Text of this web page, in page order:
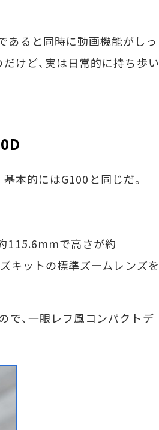
あると同時に動画機能がしっ
けど、実は日常的に持ち歩い
本的にはG100と同じだ。
115.6mmで高さが約
キットの標準ズームレンズを
、一眼レフ風コンパクトデ